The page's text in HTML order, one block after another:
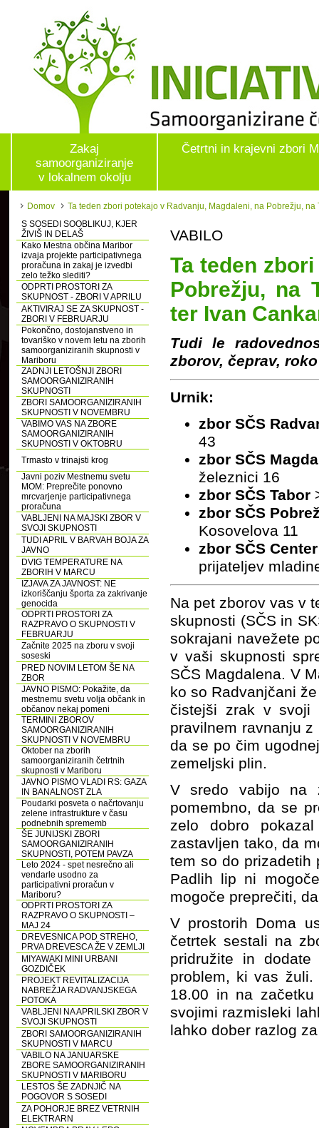
Zakaj
samoorganiziranje
v lokalnem okolju
Četrtni in krajevni zbori
Domov
Ta teden zbori potekajo v Radvanju, Magdaleni, na Pobrežju,
S SOSEDI SOOBLIKUJ, KJER
ŽIVIŠ IN DELAŠ
Kako Mestna občina Maribor
izvaja projekte participativnega
proračuna in zakaj je izvedbi
zelo težko slediti?
ODPRTI PROSTORI ZA
SKUPNOST - ZBORI V APRILU
AKTIVIRAJ SE ZA SKUPNOST -
ZBORI V FEBRUARJU
Pokončno, dostojanstveno in
tovariško v novem letu na zborih
samoorganiziranih skupnosti v
Mariboru
ZADNJI LETOŠNJI ZBORI
SAMOORGANIZIRANIH
SKUPNOSTI
ZBORI SAMOORGANIZIRANIH
SKUPNOSTI V NOVEMBRU
VABIMO VAS NA ZBORE
SAMOORGANIZIRANIH
SKUPNOSTI V OKTOBRU
Trmasto v trinajsti krog
Javni poziv Mestnemu svetu
MOM: Preprečite ponovno
mrcvarjenje participativnega
proračuna
VABLJENI NA MAJSKI ZBOR V
SVOJI SKUPNOSTI
TUDI APRIL V BARVAH BOJA ZA
JAVNO
DVIG TEMPERATURE NA
ZBORIH V MARCU
IZJAVA ZA JAVNOST: NE
izkoriščanju športa za zakrivanje
genocida
ODPRTI PROSTORI ZA
RAZPRAVO O SKUPNOSTI V
FEBRUARJU
Začnite 2025 na zboru v svoji
soseski
PRED NOVIM LETOM ŠE NA
ZBOR
JAVNO PISMO: Pokažite, da
mestnemu svetu volja občank in
občanov nekaj pomeni
TERMINI ZBOROV
SAMOORGANIZIRANIH
SKUPNOSTI V NOVEMBRU
Oktober na zborih
samoorganiziranih četrtnih
skupnosti v Mariboru
JAVNO PISMO VLADI RS: GAZA
IN BANALNOST ZLA
Poudarki posveta o načrtovanju
zelene infrastrukture v času
podnebnih sprememb
ŠE JUNIJSKI ZBORI
SAMOORGANIZIRANIH
SKUPNOSTI, POTEM PAVZA
Leto 2024 - spet nesrečno ali
vendarle usodno za
participativni proračun v
Mariboru?
ODPRTI PROSTORI ZA
RAZPRAVO O SKUPNOSTI –
MAJ 24
DREVESNICA POD STREHO,
PRVA DREVESCA ŽE V ZEMLJI
MIYAWAKI MINI URBANI
GOZDIČEK
PROJEKT REVITALIZACIJA
NABREŽJA RADVANJSKEGA
POTOKA
VABLJENI NA APRILSKI ZBOR V
SVOJI SKUPNOSTI
ZBORI SAMOORGANIZIRANIH
SKUPNOSTI V MARCU
VABILO NA JANUARSKE
ZBORE SAMOORGANIZIRANIH
SKUPNOSTI V MARIBORU
LESTOS ŠE ZADNJIČ NA
POGOVOR S SOSEDI
ZA POHORJE BREZ VETRNIH
ELEKTRARN
VABILO
Ta teden
Pobrežju, na
ter Ivan
Tudi le
zborov, čeprav,
Urnik:
zbor SČS
43
zbor SČS
železnici 16
zbor SČS Tabor
zbor SČS
Kosovelova 11
zbor SČS
prijateljev
Na pet zborov vas v
skupnosti (SČS in
sokrajani navežete
v vaši skupnosti
SČS Magdalena. V
ko so Radvanjčani
čistejši zrak v svoji
pravilnem ravnanju
da se po čim
zemeljski plin.
V sredo vabijo na
pomembno, da se
zelo dobro
zastavljen tako, da
tem so do prizadetih
Padlih lip ni
mogoče preprečiti,
V prostorih Doma
četrtek sestali na
pridružite in
problem, ki vas
18.00 in na
svojimi razmisleki
lahko dober razlog